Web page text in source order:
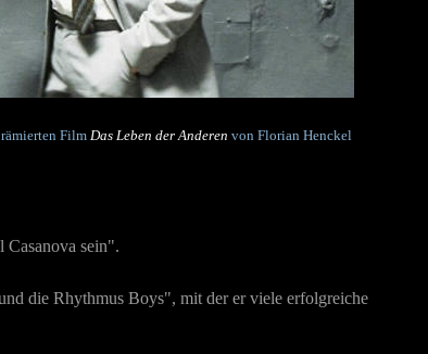
Film Das Leben der Anderen von Florian Henckel
sein".
die Rhythmus Boys", mit der er viele erfolgreiche